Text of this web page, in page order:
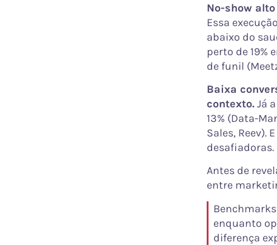
No-show
Essa
abaixo do
perto de 19%
de funil
Baixa
contexto.Já
13% (Data-
Sales, Reev).
desafiadoras.
Antes de
entre
enquanto
diferença